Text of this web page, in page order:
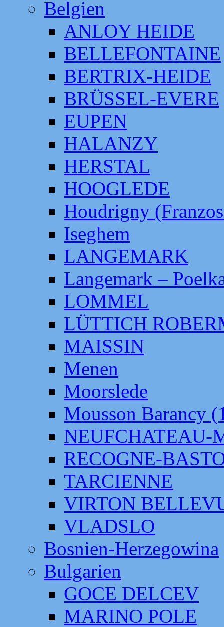
Belgien
ANLOY HEIDE
BELLEFONTAINE
BERTRIX-HEIDE
BRÜSSEL-EVERE
EUPEN
HALANZY
HERSTAL
HOOGLEDE
Houdrigny
Iseghem
LANGEMARK
Langemark –
LOMMEL
LÜTTICH
MAISSIN
Menen
Moorslede
Mousson Barancy
NEUFCHATEAU-
RECOGNE-
TARCIENNE
VIRTON
VLADSLO
Bosnien-Herzegowina
Bulgarien
GOCE DELCEV
MARINO POLE